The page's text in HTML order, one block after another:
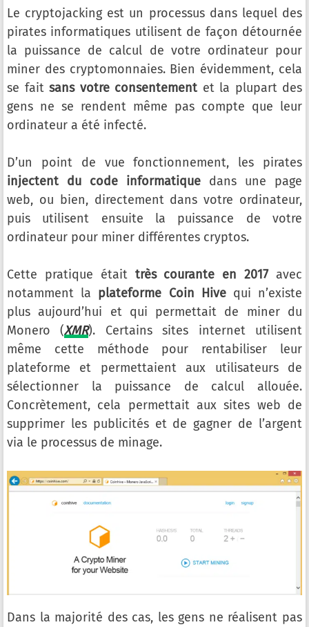
Le cryptojacking est un processus dans lequel des
pirates informatiques utilisent de façon détournée
la puissance de calcul de votre ordinateur pour
miner des cryptomonnaies. Bien évidemment, cela
se fait sans votre consentement et la plupart des
gens ne se rendent même pas compte que leur
ordinateur a été infecté.
D’un point de vue fonctionnement, les pirates
injectent du code informatique dans une page
web, ou bien, directement dans votre ordinateur,
puis utilisent ensuite la puissance de votre
ordinateur pour miner différentes cryptos.
Cette pratique était très courante en 2017avec
notamment la plateforme Coin Hivequi n’existe
plus aujourd’hui et qui permettait de miner du
Monero (XMR). Certains sites internet utilisent
même cette méthode pour rentabiliser leur
plateforme et permettaient aux utilisateurs de
sélectionner la puissance de calcul allouée.
Concrètement, cela permettait aux sites web de
supprimer les publicités et de gagner de l’argent
via le processus de minage.
Dans la majorité des cas, les gens ne réalisent pas